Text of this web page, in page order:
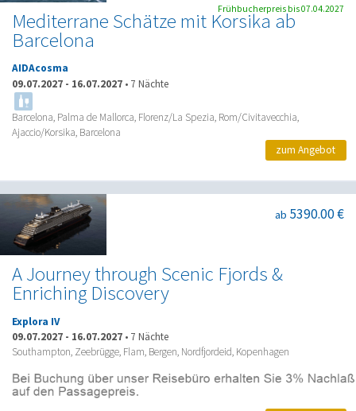
Mediterrane Schätze mit Korsika ab
Barcelona
AIDAcosma
09.07.2027 - 16.07.2027 • 7 Nächte
Barcelona, Palma de Mallorca, Florenz/La Spezia, Rom/Civitavecchia,
Ajaccio/Korsika, Barcelona
Frühbucherpreis bis 07.04.2027
zum Angebot
A Journey through Scenic Fjords &
Enriching Discovery
ab 5390.00 €
Explora IV
09.07.2027 - 16.07.2027 • 7 Nächte
Southampton, Zeebrügge, Flam, Bergen, Nordfjordeid, Kopenhagen